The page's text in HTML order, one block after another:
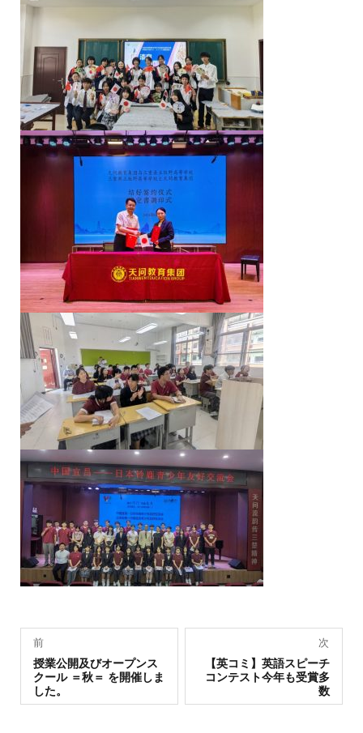
稿
ナ
前
過
去
の
投
稿:
授業公開及びオープンス
クール ＝秋＝ を開催しま
した。
次
の
投
【英コミ】英語スピーチ
コンテスト今年も受賞多
数